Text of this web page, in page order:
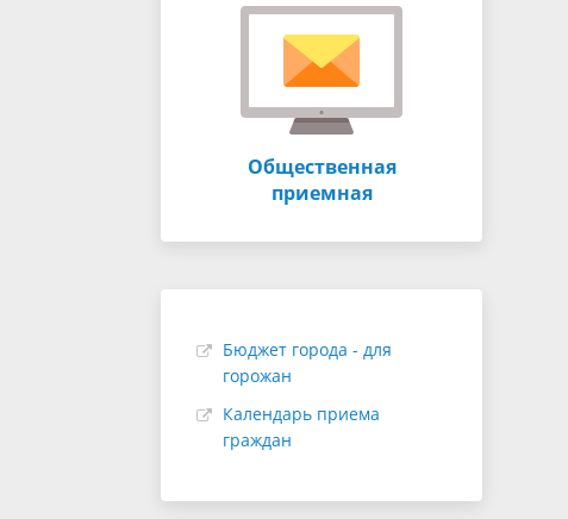
Общественная
приемная
Бюджет города - для
горожан
Календарь приема
граждан